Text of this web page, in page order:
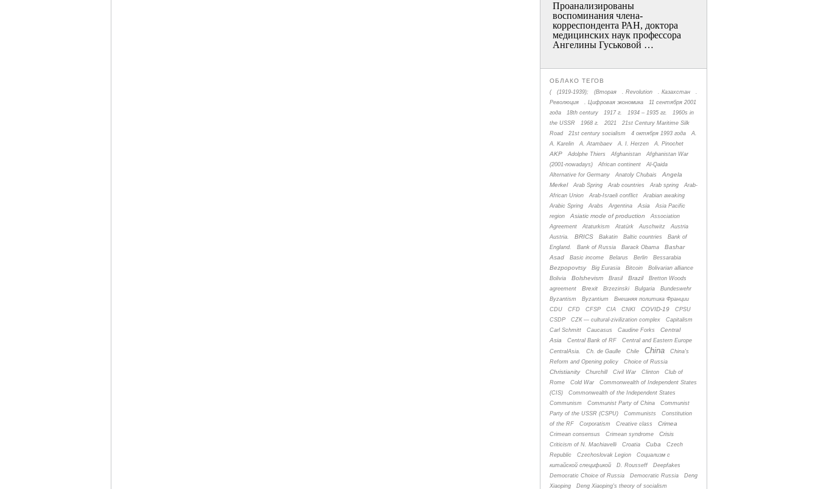
Проанализированы
воспоминания члена­
корреспондента РАН, доктора
медицинских наук профессора
Ангелины Гуськовой …
ОБЛАКО ТЕГОВ
( (1919-1939); (Вторая . Revolution . Казахстан
.
Революция
. Цифровая экономика
11 сентября 2001
года
18th century 1917 г. 1934 – 1935 гг.
1960s in
the USSR
1968 г. 2021
21st Century Maritime Silk
Road
21st century socialism 4 октября 1993 года
A.
A. Karelin
A. Atambaev A. I. Herzen A. Pinochet
AKP Adolphe Thiers Afghanistan
Afghanistan War
(2001-nowadays)
African continent
Al-Qaida
Alternative for Germany
Anatoly Chubais
Angela
Merkel
Arab Spring Arab countries Arab spring
Arab-
African Union
Arab-Israeli conflict
Arabian awaking
Arabic Spring
Arabs Argentina Asia
Asia Pacific
region
Asiatic mode of production
Association
Agreement
Ataturkism Atatürk Auschwitz
Austria
Austria.
BRICS Bakatin Baltic countries
Bank of
England.
Bank of Russia Barack Obama
Bashar
Asad
Basic income Belarus Berlin Bessarabia
Bezpopovtsy Big Eurasia Bitcoin
Bolivarian alliance
Bolivia
Bolshevism Brasil Brazil
Bretton Woods
agreement
Brexit Brzezinski Bulgaria
Bundeswehr
Byzantism
Byzantium
Bнешняя политика Франции
CDU
CFD CFSP CIA CNKI COVID-19
CPSU
CSDP
CZК — cultural-zivilization complex
Capitalism
Carl Schmitt
Caucasus Caudine Forks
Central
Asia
Central Bank of RF
Central and Eastern Europe
CentralAsia.
Ch. de Gaulle Chile China
China's
Reform and Opening policy
Choice of Russia
Christianity Churchill Civil War Clinton
Club of
Rome
Cold War
Commonwealth of Independent States
(CIS)
Commonwealth of the Independent States
Communism
Communist Party of China
Communist
Party of the USSR (CSPU)
Communists
Constitution
of the RF
Corporatism Creative class Crimea
Crimean consensus Crimean syndrome Crisis
Criticism of N. Machiavelli Croatia Cuba
Czech
Republic
Czechoslovak Legion
Cоциализм с
китайской спецификой
D. Rousseff
Deepfakes
Democratic Choice of Russia
Democratic Russia
Deng
Xiaoping
Deng Xiaoping's theory of socialism